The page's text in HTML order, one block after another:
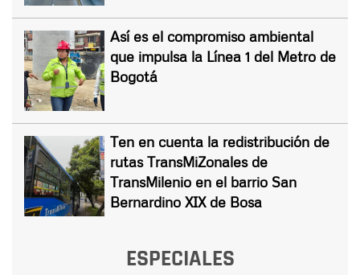
Así es el compromiso ambiental
que impulsa la Línea 1 del Metro de
Bogotá
Ten en cuenta la redistribución de
rutas TransMiZonales de
TransMilenio en el barrio San
Bernardino XIX de Bosa
ESPECIALES